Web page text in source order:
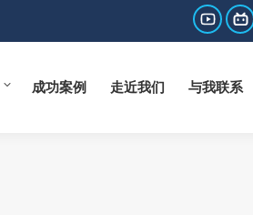
YouTube
opens
哔
哔
成功案例 走近我们 与我联系
与我联系